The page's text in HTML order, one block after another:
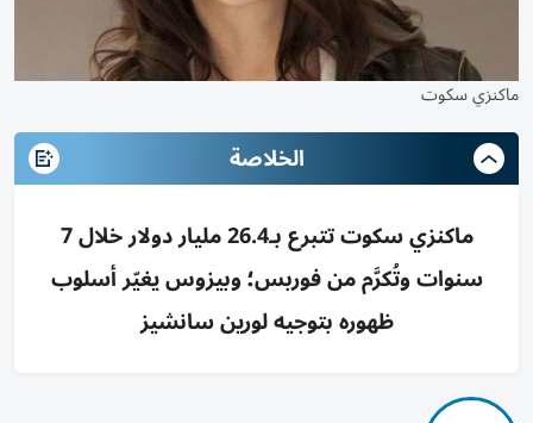
ماكنزي سكوت
الخلاصة
ماكنزي سكوت تتبرع بـ26.4 مليار دولار خلال 7
سنوات وتُكرَّم من فوربس؛ وبيزوس يغيّر أسلوب
ظهوره بتوجيه لورين سانشيز